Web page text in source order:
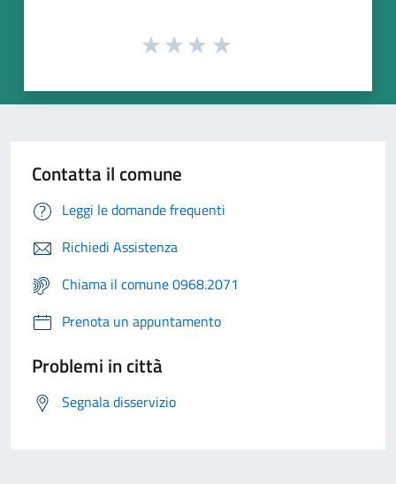
Contatta il comune
Leggi le domande frequenti
Richiedi Assistenza
Chiama il comune 0968.2071
Prenota un appuntamento
Problemi in città
Segnala disservizio